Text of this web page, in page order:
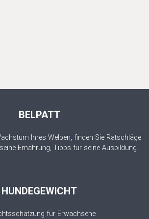
BELPATT
Ihres Welpen, finden Sie Ratschläge
Ernährung, Tipps für seine Ausbildung.
HUNDEGEWICHT
für Erwachsene